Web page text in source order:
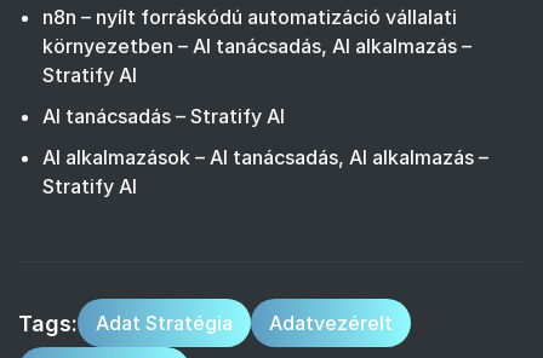
n8n – nyílt forráskódú automatizáció vállalati
környezetben – AI tanácsadás, AI alkalmazás –
Stratify AI
AI tanácsadás – Stratify AI
AI alkalmazások – AI tanácsadás, AI alkalmazás –
Stratify AI
Tags: Adat Stratégia
Adatvezérelt